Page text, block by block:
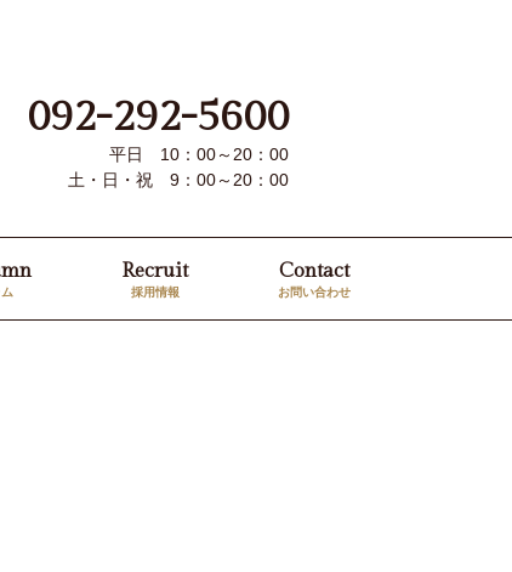
092-292-5600
平日 10：00～20：00
土・日・祝 9：00～20：00
Recruit
採用情報
Contact
お問い合わせ